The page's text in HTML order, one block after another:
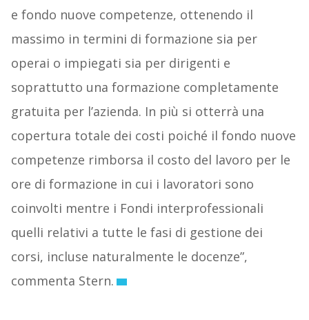
e fondo nuove competenze, ottenendo il
massimo in termini di formazione sia per
operai o impiegati sia per dirigenti e
soprattutto una formazione completamente
gratuita per l’azienda. In più si otterrà una
copertura totale dei costi poiché il fondo nuove
competenze rimborsa il costo del lavoro per le
ore di formazione in cui i lavoratori sono
coinvolti mentre i Fondi interprofessionali
quelli relativi a tutte le fasi di gestione dei
corsi, incluse naturalmente le docenze”,
commenta Stern.